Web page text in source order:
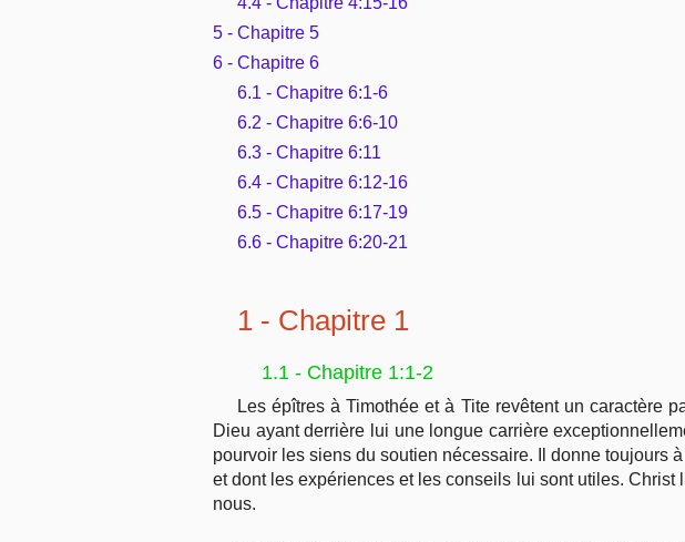
5 - Chapitre 5
6 - Chapitre 6
6.1 - Chapitre 6:1-6
6.2 - Chapitre 6:6-10
6.3 - Chapitre 6:11
6.4 - Chapitre 6:12-16
6.5 - Chapitre 6:17-19
6.6 - Chapitre 6:20-21
1 - Chapitre 1
1.1 - Chapitre 1:1-2
Les épîtres à Timothée et à Tite revêtent un caractère
Dieu ayant derrière lui une longue carrière
pourvoir les siens du soutien nécessaire. Il donne toujours
et dont les expériences et les conseils lui sont utiles.
nous.